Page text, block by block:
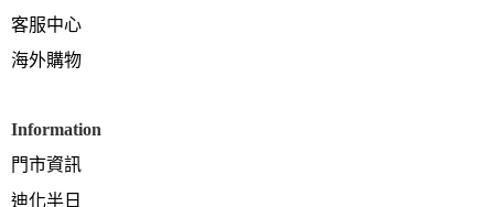
客服中心
海外購物
Information
門市資訊
迪化半日